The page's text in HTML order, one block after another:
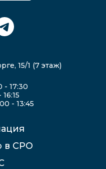
15/1 (7 этаж)
- 17:30
- 13:45
в СРО